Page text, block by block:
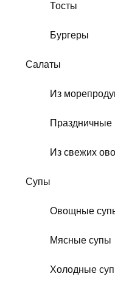
Тосты
Бургеры
Салаты
Из
Праздничные
Из свежих
Супы
Овощные
Мясные супы
Холодные